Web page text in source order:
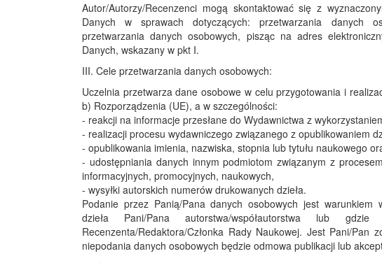
Autor/Autorzy/Recenzenci mogą skontaktować się z
Danych w sprawach dotyczących: przetwarzania danych
przetwarzania danych osobowych, pisząc na adres
Danych, wskazany w pkt I.
III. Cele przetwarzania danych osobowych:
Uczelnia przetwarza dane osobowe w celu przygotowania i
b) Rozporządzenia (UE), a w szczególności:
- reakcji na informacje przesłane do Wydawnictwa z
- realizacji procesu wydawniczego związanego z opublikowaniem
- opublikowania imienia, nazwiska, stopnia lub tytułu naukowego
- udostępniania danych innym podmiotom związanym z
informacyjnych, promocyjnych, naukowych,
- wysyłki autorskich numerów drukowanych dzieła.
Podanie przez Panią/Pana danych osobowych jest warunkiem
dzieła Pani/Pana autorstwa/współautorstwa lub
Recenzenta/Redaktora/Członka Rady Naukowej. Jest Pani/
niepodania danych osobowych będzie odmowa publikacji lub